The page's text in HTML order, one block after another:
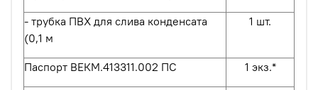
- трубка ПВХ для слива конденсата
(0,1 м
1 шт.
Паспорт ВЕКМ.413311.002 ПС 1 экз.*